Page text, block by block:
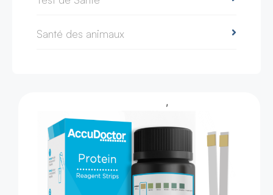
Santé des animaux
,